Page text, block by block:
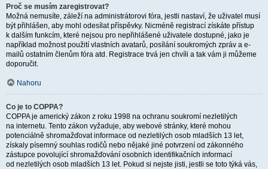
Proč se musím zaregistrovat?
Možná nemusíte, záleží na administrátorovi fóra, jestli nastaví, že uživatel musí
být přihlášen, aby mohl odesílat příspěvky. Nicméně registrací získáte přístup
k dalším funkcím, které nejsou pro nepřihlášené uživatele dostupné, jako je
například možnost použití vlastních avatarů, posílání soukromých zpráv a e-
mailů ostatním členům fóra atd. Registrace trvá jen chvíli a tak vám ji můžeme
doporučit.
Nahoru
Co je to COPPA?
COPPA je americký zákon z roku 1998 na ochranu soukromí nezletilých
na internetu. Tento zákon vyžaduje, aby webové stránky, které mohou
potenciálně shromažďovat informace od nezletilých osob mladších 13 let,
získaly písemný souhlas rodičů nebo nějaké jiné potvrzení od zákonného
zástupce povolující shromažďování osobních identifikačních informací
od nezletilých osob mladších 13 let. Pokud si nejste jisti, jestli se toto týká vás,